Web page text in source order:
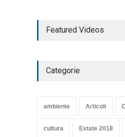
Featured Videos
Categorie
ambiente Articoli
cultura Estate 2018